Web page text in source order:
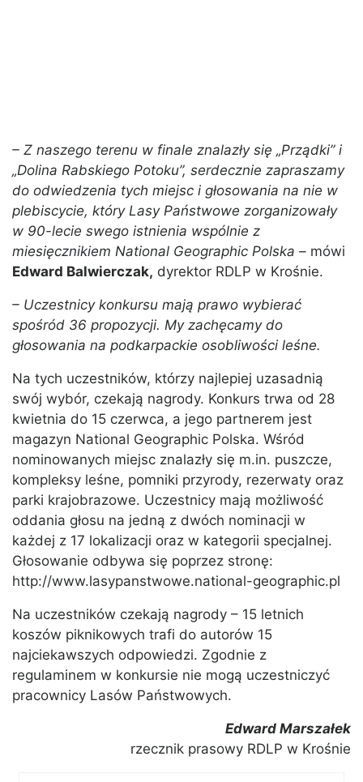
– Z naszego terenu w finale znalazły się „Prządki” i
„Dolina Rabskiego Potoku”, serdecznie zapraszamy
do odwiedzenia tych miejsc i głosowania na nie w
plebiscycie, który Lasy Państwowe zorganizowały
w 90-lecie swego istnienia wspólnie z
miesięcznikiem National Geographic Polska – mówi
Edward Balwierczak, dyrektor RDLP w Krośnie.
– Uczestnicy konkursu mają prawo wybierać
spośród 36 propozycji. My zachęcamy do
głosowania na podkarpackie osobliwości leśne.
Na tych uczestników, którzy najlepiej uzasadnią
swój wybór, czekają nagrody. Konkurs trwa od 28
kwietnia do 15 czerwca, a jego partnerem jest
magazyn National Geographic Polska. Wśród
nominowanych miejsc znalazły się m.in. puszcze,
kompleksy leśne, pomniki przyrody, rezerwaty oraz
parki krajobrazowe. Uczestnicy mają możliwość
oddania głosu na jedną z dwóch nominacji w
każdej z 17 lokalizacji oraz w kategorii specjalnej.
Głosowanie odbywa się poprzez stronę:
http://www.lasypanstwowe.national-geographic.pl
Na uczestników czekają nagrody – 15 letnich
koszów piknikowych trafi do autorów 15
najciekawszych odpowiedzi. Zgodnie z
regulaminem w konkursie nie mogą uczestniczyć
pracownicy Lasów Państwowych.
Edward Marszałek
rzecznik prasowy RDLP w Krośnie